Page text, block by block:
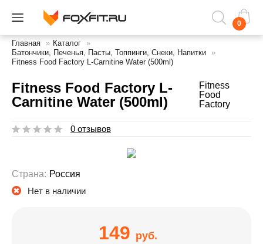
0
Главная » Каталог
»
Батончики, Печенья, Пасты, Топпинги, Снеки, Напитки
»
Fitness Food Factory L-Carnitine Water (500ml)
Fitness Food Factory L-
Carnitine Water (500ml)
Fitness
Food
Factory
0 отзывов
Страна: Россия
Нет в наличии
149 руб.